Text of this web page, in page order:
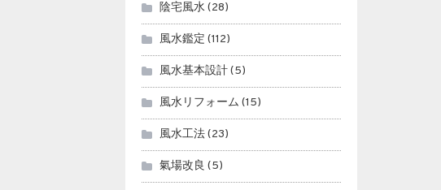
陰宅風水(28)
風水鑑定 (112)
風水基本設計(5)
風水リフォーム (15)
風水工法(23)
氣場改良 (5)